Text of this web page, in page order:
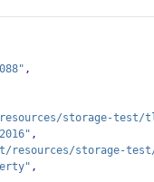
,
storage-
,
resources/storage-
,